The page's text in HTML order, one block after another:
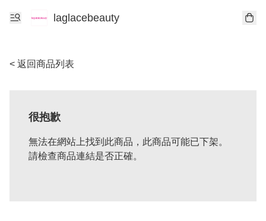
laglacebeauty
< 返回商品列表
很抱歉
無法在網站上找到此商品，此商品可能已下架。
請檢查商品連結是否正確。